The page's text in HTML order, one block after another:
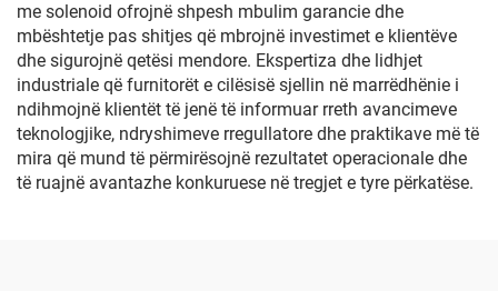
me solenoid ofrojnë shpesh mbulim garancie dhe
mbështetje pas shitjes që mbrojnë investimet e klientëve
dhe sigurojnë qetësi mendore. Ekspertiza dhe lidhjet
industriale që furnitorët e cilësisë sjellin në marrëdhënie i
ndihmojnë klientët të jenë të informuar rreth avancimeve
teknologjike, ndryshimeve rregullatore dhe praktikave më të
mira që mund të përmirësojnë rezultatet operacionale dhe
të ruajnë avantazhe konkuruese në tregjet e tyre përkatëse.